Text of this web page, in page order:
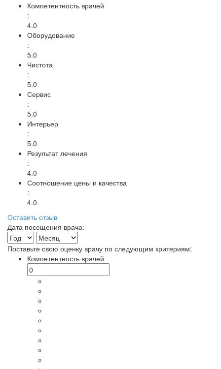
Компетентность врачей
:
4.0
Оборудование
:
5.0
Чистота
:
5.0
Сервис
:
5.0
Интерьер
:
5.0
Результат лечения
:
4.0
Соотношение цены и качества
:
4.0
Оставить отзыв
Дата посещения врача:
Поставьте свою оценку врачу по следующим критериям:
Компетентность врачей